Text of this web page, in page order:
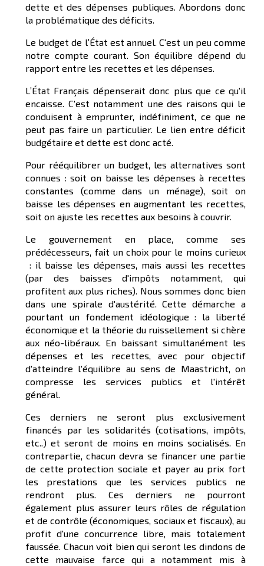
dette et des dépenses publiques. Abordons donc
la problématique des déficits.
Le budget de l’État est annuel. C'est un peu comme
notre compte courant. Son équilibre dépend du
rapport entre les recettes et les dépenses.
L’État Français dépenserait donc plus que ce qu'il
encaisse. C'est notamment une des raisons qui le
conduisent à emprunter, indéfiniment, ce que ne
peut pas faire un particulier. Le lien entre déficit
budgétaire et dette est donc acté.
Pour rééquilibrer un budget, les alternatives sont
connues : soit on baisse les dépenses à recettes
constantes (comme dans un ménage), soit on
baisse les dépenses en augmentant les recettes,
soit on ajuste les recettes aux besoins à couvrir.
Le gouvernement en place, comme ses
prédécesseurs, fait un choix pour le moins curieux
: il baisse les dépenses, mais aussi les recettes
(par des baisses d'impôts notamment, qui
profitent aux plus riches). Nous sommes donc bien
dans une spirale d'austérité. Cette démarche a
pourtant un fondement idéologique : la liberté
économique et la théorie du ruissellement si chère
aux néo-libéraux. En baissant simultanément les
dépenses et les recettes, avec pour objectif
d'atteindre l'équilibre au sens de Maastricht, on
compresse les services publics et l'intérêt
général.
Ces derniers ne seront plus exclusivement
financés par les solidarités (cotisations, impôts,
etc..) et seront de moins en moins socialisés. En
contrepartie, chacun devra se financer une partie
de cette protection sociale et payer au prix fort
les prestations que les services publics ne
rendront plus. Ces derniers ne pourront
également plus assurer leurs rôles de régulation
et de contrôle (économiques, sociaux et fiscaux), au
profit d'une concurrence libre, mais totalement
faussée. Chacun voit bien qui seront les dindons de
cette mauvaise farce qui a notamment mis à